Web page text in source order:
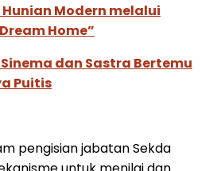
Modern melalui
Home”
Sinema dan Sastra Bertemu
Puitis
pengisian jabatan Sekda